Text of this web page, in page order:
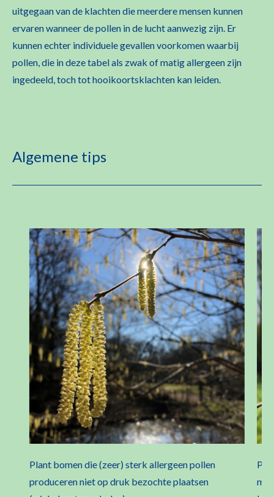
uitgegaan van de klachten die meerdere mensen kunnen
ervaren wanneer de pollen in de lucht aanwezig zijn. Er
kunnen echter individuele gevallen voorkomen waarbij
pollen, die in deze tabel als zwak of matig allergeen zijn
ingedeeld, toch tot hooikoortsklachten kan leiden.
Algemene tips
Plant bomen die (zeer) sterk allergeen pollen
produceren niet op druk bezochte plaatsen